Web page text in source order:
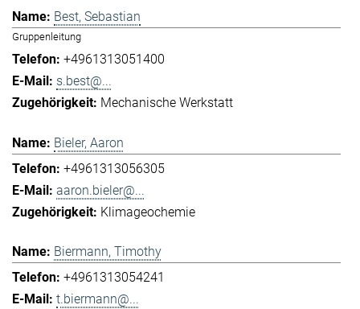
Best, Sebastian
Gruppenleitung
+4961313051400
s.best@...
Mechanische Werkstatt
Bieler, Aaron
+4961313056305
aaron.bieler@...
Klimageochemie
Biermann, Timothy
+4961313054241
t.biermann@...